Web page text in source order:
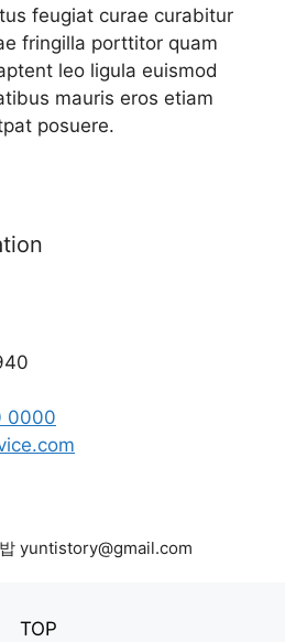
feugiat curae curabitur
fringilla porttitor quam
leo ligula euismod
mauris eros etiam
posuere.
0000
yuntistory@gmail.com
TOP